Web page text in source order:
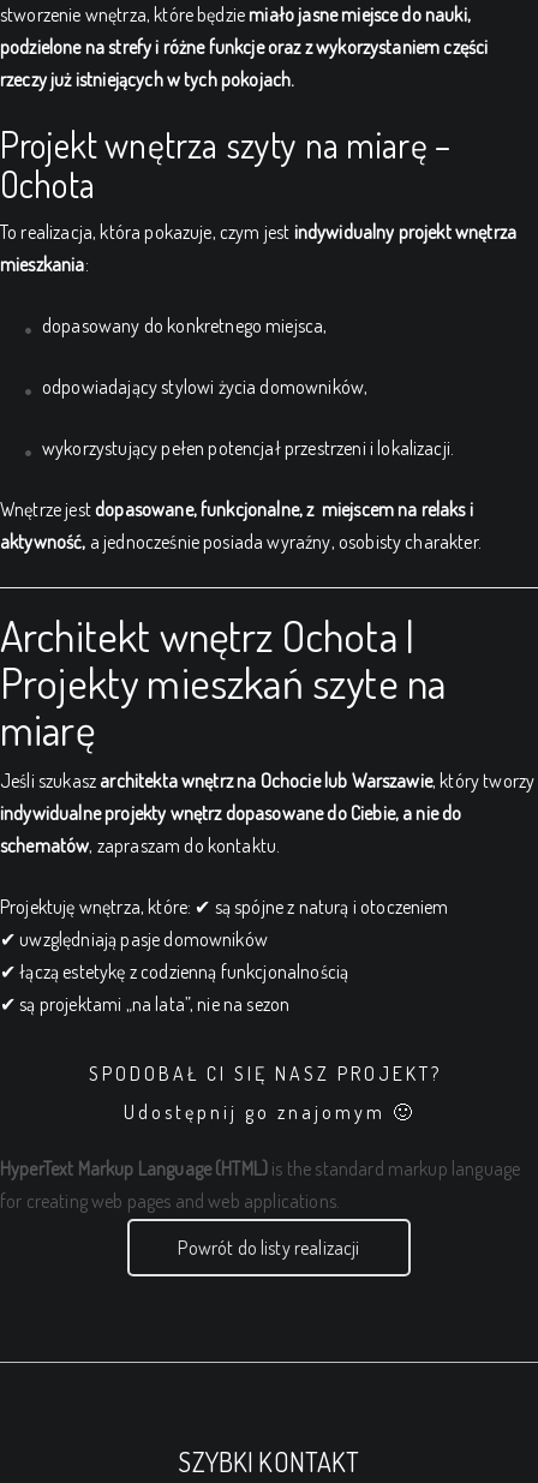
stworzenie wnętrza, które będziemiało jasne miejsce do nauki,
podzielone na strefy i różne funkcje oraz z wykorzystaniem części
rzeczy już istniejących w tych pokojach.
Projekt wnętrza szyty na miarę –
Ochota
To realizacja, która pokazuje, czym jest indywidualny projekt wnętrza
mieszkania:
dopasowany do konkretnego miejsca,
odpowiadający stylowi życia domowników,
wykorzystujący pełen potencjał przestrzeni i lokalizacji.
Wnętrze jestdopasowane, funkcjonalne, z miejscem na relaks i
aktywność, a jednocześnie posiada wyraźny, osobisty charakter.
Architekt wnętrz Ochota |
Projekty mieszkań szyte na
miarę
Jeśli szukasz architekta wnętrz na Ochocie lub Warszawie, który tworzy
indywidualne projekty wnętrz dopasowane do Ciebie, a nie do
schematów, zapraszam do kontaktu.
Projektuję wnętrza, które: ✔ są spójne z naturą i otoczeniem
✔ uwzględniają pasje domowników
✔ łączą estetykę z codzienną funkcjonalnością
✔ są projektami „na lata”, nie na sezon
SPODOBAŁ CI SIĘ NASZ PROJEKT?
Udostępnij go znajomym 🙂
HyperText Markup Language (HTML) is the standard markup language
for creating web pages and web applications.
Powrót do listy realizacji
SZYBKI KONTAKT